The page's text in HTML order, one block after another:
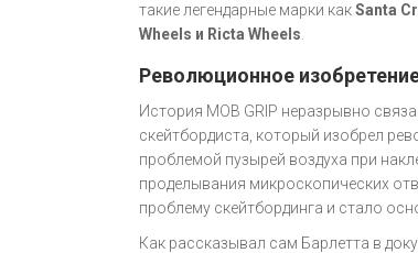
такие легендарные марки какSanta
Wheels и Ricta Wheels
Революционное
История MOB GRIP неразрывно
скейтбордиста, который изобрел
проблемой пузырей воздуха при
проделывания микроскопических
проблему скейтбординга и стало
Как рассказывал сам Барлетта в